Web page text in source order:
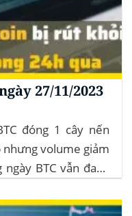
27/11/2023
đóng 1 cây nến
volume giảm
BTC vẫn đang
sàn giao dịch...